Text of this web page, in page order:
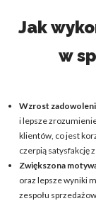
Jak
w
Wzrost
i lepsze
klientów, co jest
czerpią satysfakcję
Zwiększona
oraz lepsze wyniki
zespołu